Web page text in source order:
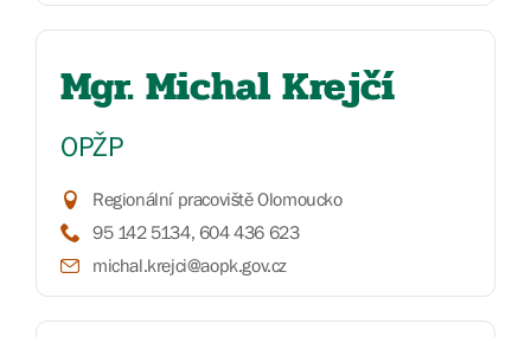
Mgr. Michal Krejčí
OPŽP
Regionální pracoviště Olomoucko
95 142 5134, 604 436 623
michal.krejci@aopk.gov.cz